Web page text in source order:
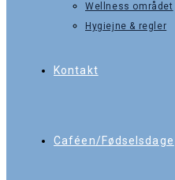
Wellness området
Hygiejne & regler
Kontakt
Caféen/Fødselsdage